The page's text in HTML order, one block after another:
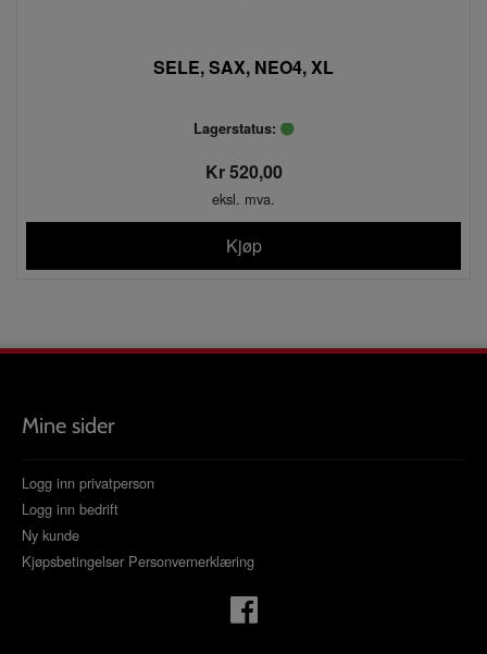
SELE, SAX, NEO4, XL
Lagerstatus:
Kr 520,00
eksl. mva.
Kjøp
Mine sider
Logg inn privatperson
Logg inn bedrift
Ny kunde
Kjøpsbetingelser Personvernerklæring